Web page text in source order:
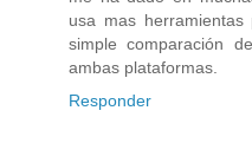
usa mas
simple comparación
ambas plataformas.
Responder